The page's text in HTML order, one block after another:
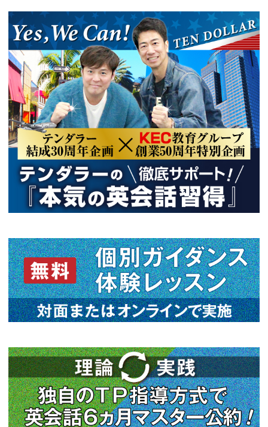
は英文雑誌を翻訳するための「
座」、日本文化を英語で説明す
「英会話講座」、TOEICスコア
的とした「TOEIC対策講座」を
講生の効率的な英語力アップを
を行う。
前の記事へ 次
関連情報